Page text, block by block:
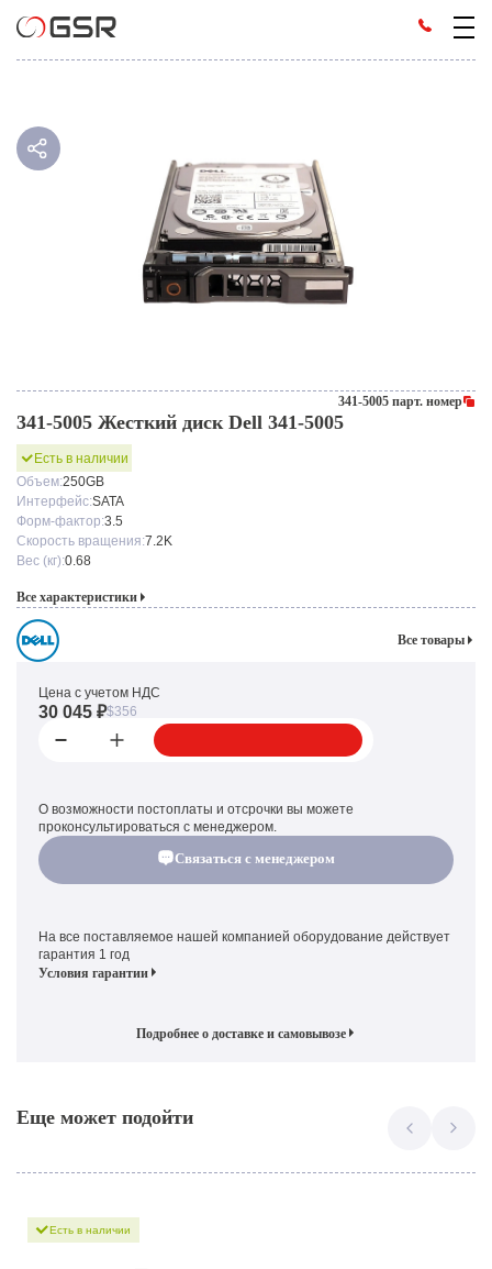
341-5005 парт. номер
341-5005 Жесткий диск Dell 341-5005
Есть в наличии
Объем:250GB
Интерфейс:SATA
Форм-фактор:3.5
Скорость вращения:7.2K
Вес (кг):0.68
Все характеристики
Все товары
Цена с учетом НДС
30 045 ₽$356
О возможности постоплаты и отсрочки вы можете
проконсультироваться с менеджером.
Связаться с менеджером
На все поставляемое нашей компанией оборудование действует
гарантия 1 год
Условия гарантии
Подробнее о доставке и самовывозе
Еще может подойти
Есть в наличии